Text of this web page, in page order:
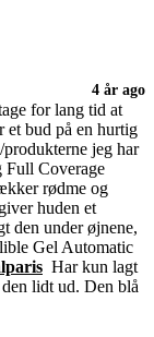
4 år ago
for lang tid at
et bud på en hurtig
jeg har
Full Coverage
rødme og
huden et
den under øjnene,
Gel Automatic
Har kun lagt
lidt ud. Den blå